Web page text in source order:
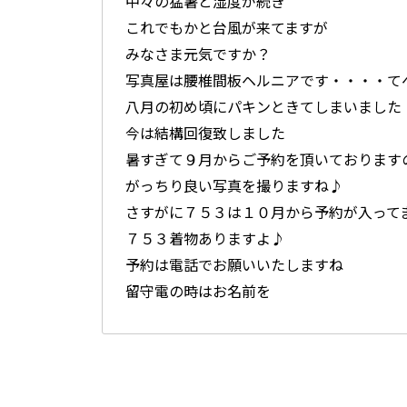
これでもかと台風が来てますが
みなさま元気ですか？
写真屋は腰椎間板ヘルニアです・・・・て
八月の初め頃にパキンときてしまいました
今は結構回復致しました
暑すぎて９月からご予約を頂いております
がっちり良い写真を撮りますね♪
さすがに７５３は１０月から予約が入って
７５３着物ありますよ♪
予約は電話でお願いいたしますね
留守電の時はお名前を